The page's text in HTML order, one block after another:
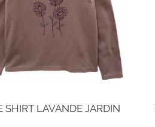
SHIRT LAVANDE JARDIN